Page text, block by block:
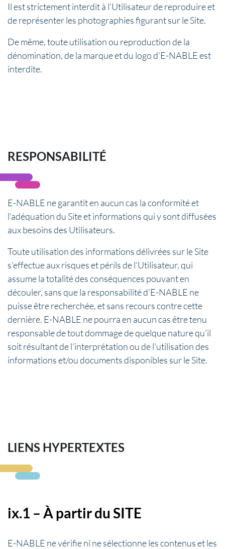
Il est strictement interdit à l’Utilisateur de reproduire et
de représenter les photographies figurant sur le Site.
De même, toute utilisation ou reproduction de la
dénomination, de la marque et du logo d’E-NABLE est
interdite.
RESPONSABILITÉ
E-NABLE ne garantit en aucun cas la conformité et
l’adéquation du Site et informations qui y sont diffusées
aux besoins des Utilisateurs.
Toute utilisation des informations délivrées sur le Site
s’effectue aux risques et périls de l’Utilisateur, qui
assume la totalité des conséquences pouvant en
découler, sans que la responsabilité d’E-NABLE ne
puisse être recherchée, et sans recours contre cette
dernière. E-NABLE ne pourra en aucun cas être tenu
responsable de tout dommage de quelque nature qu’il
soit résultant de l’interprétation ou de l’utilisation des
informations et/ou documents disponibles sur le Site.
LIENS HYPERTEXTES
ix.1 – À partir du SITE
E-NABLE ne vérifie ni ne sélectionne les contenus et les